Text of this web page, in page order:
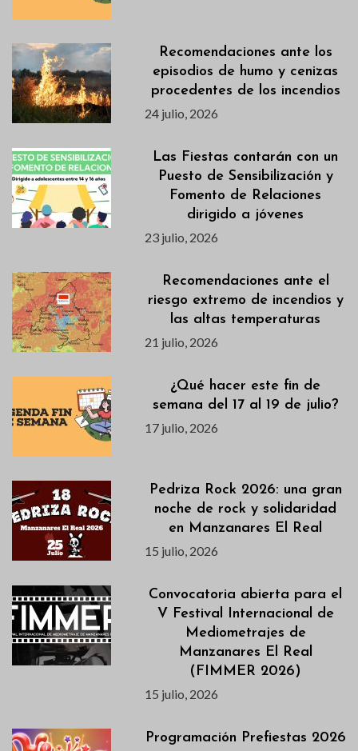
Recomendaciones ante los
episodios de humo y cenizas
procedentes de los incendios
24 julio, 2026
Las Fiestas contarán con un
Puesto de Sensibilización y
Fomento de Relaciones
dirigido a jóvenes
23 julio, 2026
Recomendaciones ante el
riesgo extremo de incendios y
las altas temperaturas
21 julio, 2026
¿Qué hacer este fin de
semana del 17 al 19 de julio?
17 julio, 2026
Pedriza Rock 2026: una gran
noche de rock y solidaridad
en Manzanares El Real
15 julio, 2026
Convocatoria abierta para el
V Festival Internacional de
Mediometrajes de
Manzanares El Real
(FIMMER 2026)
15 julio, 2026
Programación Prefiestas 2026